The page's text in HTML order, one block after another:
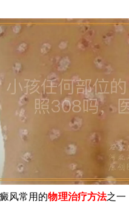
风常用的物理治疗方法之一